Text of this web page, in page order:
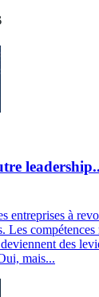
entreprises à
Les
des
mais...